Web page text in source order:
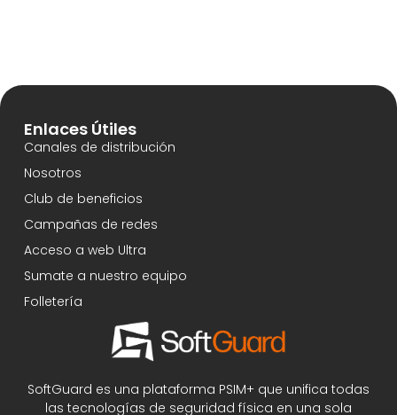
SoftGuard es una plataforma PSIM+ que unifica todas
las tecnologías de seguridad física en una sola
Enlaces Útiles
Canales de distribución
Nosotros
Club de beneficios
Campañas de redes
Acceso a web Ultra
Sumate a nuestro equipo
Folletería